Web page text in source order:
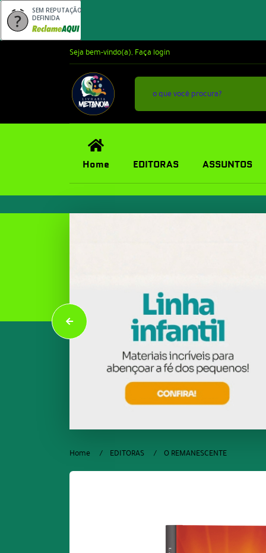
SEM REPUTAÇÃO
DEFINIDA
Seja bem-vindo(a), Faça login
Home EDITORAS ASSUNTOS
Home EDITORAS O REMANESCENTE